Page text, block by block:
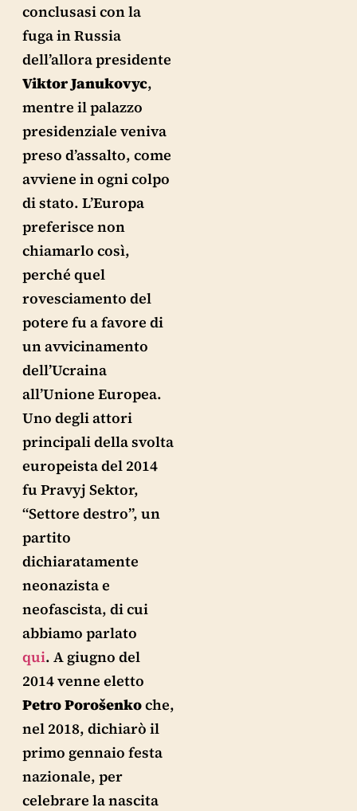
conclusasi con la
fuga in Russia
dell’allora presidente
Viktor Janukovyc,
mentre il palazzo
presidenziale veniva
preso d’assalto, come
avviene in ogni colpo
di stato. L’Europa
preferisce non
chiamarlo così,
perché quel
rovesciamento del
potere fu a favore di
un avvicinamento
dell’Ucraina
all’Unione Europea.
Uno degli attori
principali della svolta
europeista del 2014
fu Pravyj Sektor,
“Settore destro”, un
partito
dichiaratamente
neonazista e
neofascista, di cui
abbiamo parlato
qui. A giugno del
2014 venne eletto
Petro Porošenkoche,
nel 2018, dichiarò il
primo gennaio festa
nazionale, per
celebrare la nascita